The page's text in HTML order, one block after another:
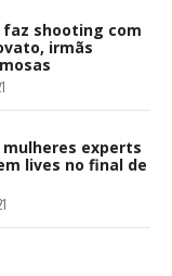
faz shooting com
irmãs
mulheres experts
lives no final de